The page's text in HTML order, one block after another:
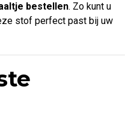
bestellen. Zo kunt u
stof perfect past bij uw